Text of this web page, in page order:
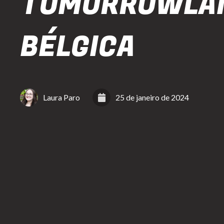
BÉLGICA
Laura Paro 25 de janeiro de 2024